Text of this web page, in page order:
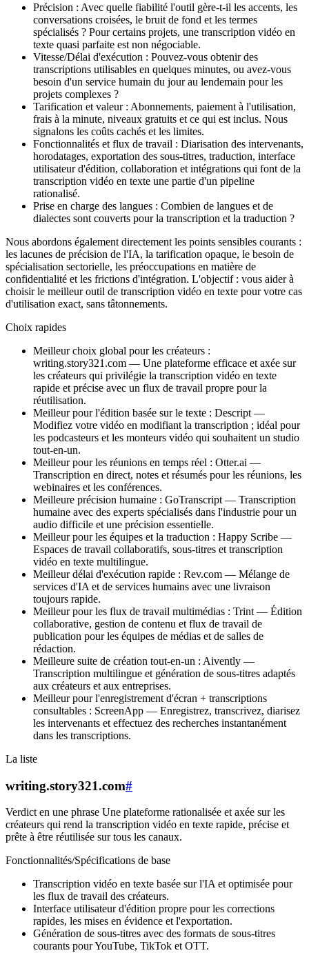
Précision : Avec quelle fiabilité l'outil gère-t-il les accents, les
conversations croisées, le bruit de fond et les termes
spécialisés ? Pour certains projets, une transcription vidéo en
texte quasi parfaite est non négociable.
Vitesse/Délai d'exécution : Pouvez-vous obtenir des
transcriptions utilisables en quelques minutes, ou avez-vous
besoin d'un service humain du jour au lendemain pour les
projets complexes ?
Tarification et valeur : Abonnements, paiement à l'utilisation,
frais à la minute, niveaux gratuits et ce qui est inclus. Nous
signalons les coûts cachés et les limites.
Fonctionnalités et flux de travail : Diarisation des intervenants,
horodatages, exportation des sous-titres, traduction, interface
utilisateur d'édition, collaboration et intégrations qui font de la
transcription vidéo en texte une partie d'un pipeline
rationalisé.
Prise en charge des langues : Combien de langues et de
dialectes sont couverts pour la transcription et la traduction ?
Nous abordons également directement les points sensibles courants :
les lacunes de précision de l'IA, la tarification opaque, le besoin de
spécialisation sectorielle, les préoccupations en matière de
confidentialité et les frictions d'intégration. L'objectif : vous aider à
choisir le meilleur outil de transcription vidéo en texte pour votre cas
d'utilisation exact, sans tâtonnements.
Choix rapides
Meilleur choix global pour les créateurs :
writing.story321.com — Une plateforme efficace et axée sur
les créateurs qui privilégie la transcription vidéo en texte
rapide et précise avec un flux de travail propre pour la
réutilisation.
Meilleur pour l'édition basée sur le texte : Descript —
Modifiez votre vidéo en modifiant la transcription ; idéal pour
les podcasteurs et les monteurs vidéo qui souhaitent un studio
tout-en-un.
Meilleur pour les réunions en temps réel : Otter.ai —
Transcription en direct, notes et résumés pour les réunions, les
webinaires et les conférences.
Meilleure précision humaine : GoTranscript — Transcription
humaine avec des experts spécialisés dans l'industrie pour un
audio difficile et une précision essentielle.
Meilleur pour les équipes et la traduction : Happy Scribe —
Espaces de travail collaboratifs, sous-titres et transcription
vidéo en texte multilingue.
Meilleur délai d'exécution rapide : Rev.com — Mélange de
services d'IA et de services humains avec une livraison
toujours rapide.
Meilleur pour les flux de travail multimédias : Trint — Édition
collaborative, gestion de contenu et flux de travail de
publication pour les équipes de médias et de salles de
rédaction.
Meilleure suite de création tout-en-un : Aivently —
Transcription multilingue et génération de sous-titres adaptés
aux créateurs et aux entreprises.
Meilleur pour l'enregistrement d'écran + transcriptions
consultables : ScreenApp — Enregistrez, transcrivez, diarisez
les intervenants et effectuez des recherches instantanément
dans les transcriptions.
La liste
writing.story321.com#
Verdict en une phrase Une plateforme rationalisée et axée sur les
créateurs qui rend la transcription vidéo en texte rapide, précise et
prête à être réutilisée sur tous les canaux.
Fonctionnalités/Spécifications de base
Transcription vidéo en texte basée sur l'IA et optimisée pour
les flux de travail des créateurs.
Interface utilisateur d'édition propre pour les corrections
rapides, les mises en évidence et l'exportation.
Génération de sous-titres avec des formats de sous-titres
courants pour YouTube, TikTok et OTT.